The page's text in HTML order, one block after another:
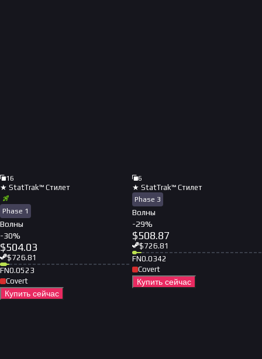
16
★ StatTrak™ Стилет
Phase 1
Волны
-30%
$504.03
$726.81
FN0.0523
Covert
Купить сейчас
6
★ StatTrak™ Стилет
Phase 3
Волны
-29%
$508.87
$726.81
FN0.0342
Covert
Купить сейчас